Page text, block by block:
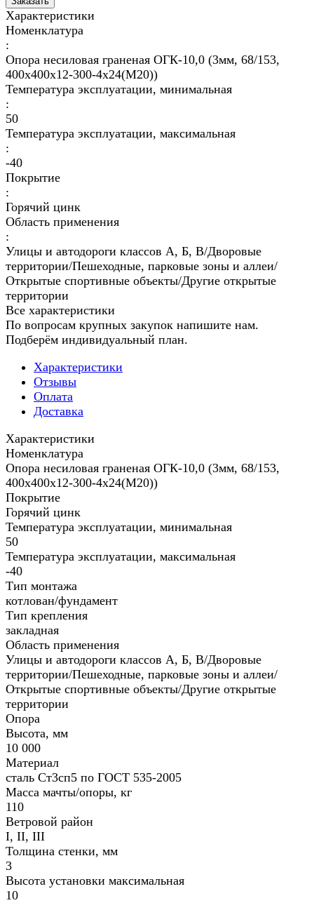
Характеристики
Номенклатура
:
Опора несиловая граненая ОГК-10,0 (3мм, 68/153,
400х400х12-300-4х24(М20))
Температура эксплуатации, минимальная
:
50
Температура эксплуатации, максимальная
:
-40
Покрытие
:
Горячий цинк
Область применения
:
Улицы и автодороги классов А, Б, В/Дворовые
территории/Пешеходные, парковые зоны и аллеи/
Открытые спортивные объекты/Другие открытые
территории
Все характеристики
По вопросам крупных закупок напишите нам.
Подберём индивидуальный план.
Характеристики
Отзывы
Оплата
Доставка
Характеристики
Номенклатура
Опора несиловая граненая ОГК-10,0 (3мм, 68/153,
400х400х12-300-4х24(М20))
Покрытие
Горячий цинк
Температура эксплуатации, минимальная
50
Температура эксплуатации, максимальная
-40
Тип монтажа
котлован/фундамент
Тип крепления
закладная
Область применения
Улицы и автодороги классов А, Б, В/Дворовые
территории/Пешеходные, парковые зоны и аллеи/
Открытые спортивные объекты/Другие открытые
территории
Опора
Высота, мм
10 000
Материал
сталь Ст3сп5 по ГОСТ 535-2005
Масса мачты/опоры, кг
110
Ветровой район
I, II, III
Толщина стенки, мм
3
Высота установки максимальная
10